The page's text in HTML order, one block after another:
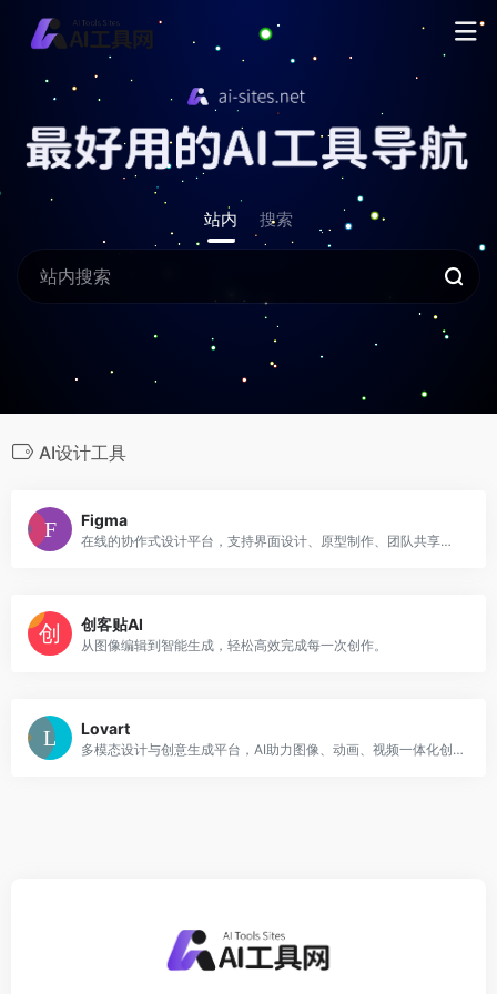
站内 搜索
AI设计工具
Figma
在线的协作式设计平台，支持界面设计、原型制作、团队共享与审阅。
创客贴AI
从图像编辑到智能生成，轻松高效完成每一次创作。
Lovart
多模态设计与创意生成平台，AI助力图像、动画、视频一体化创作